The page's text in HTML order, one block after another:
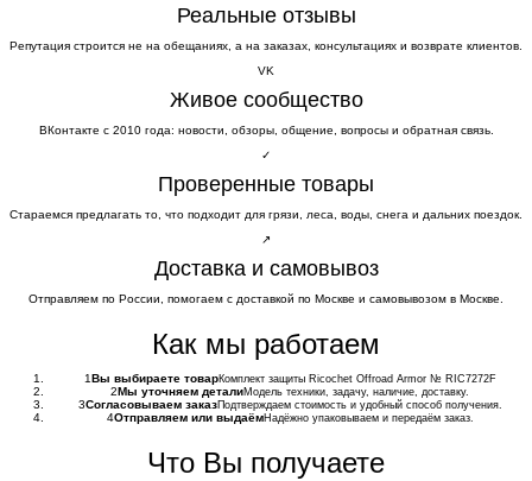
Реальные отзывы
Репутация строится не на обещаниях, а на заказах, консультациях и возврате клиентов.
VK
Живое сообщество
ВКонтакте с 2010 года: новости, обзоры, общение, вопросы и обратная связь.
✓
Проверенные товары
Стараемся предлагать то, что подходит для грязи, леса, воды, снега и дальних поездок.
↗
Доставка и самовывоз
Отправляем по России, помогаем с доставкой по Москве и самовывозом в Москве.
Как мы работаем
1 Вы выбираете товарКомплект защиты Ricochet Offroad Armor № RIC7272F
2 Мы уточняем деталиМодель техники, задачу, наличие, доставку.
3Согласовываем заказПодтверждаем стоимость и удобный способ получения.
4Отправляем или выдаёмНадёжно упаковываем и передаём заказ.
Что Вы получаете